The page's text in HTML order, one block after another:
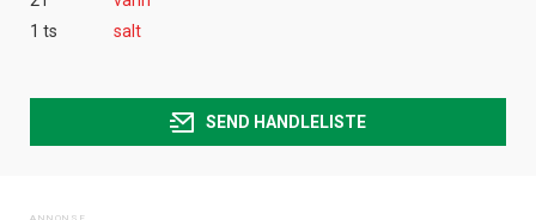
1 ts
salt
SEND HANDLELISTE